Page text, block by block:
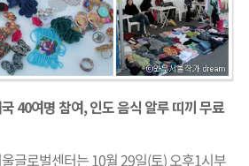
40여명 참여, 인도 음식 알루 띠끼 무료
글로벌센터는 10월 29일(토) 오후1시부